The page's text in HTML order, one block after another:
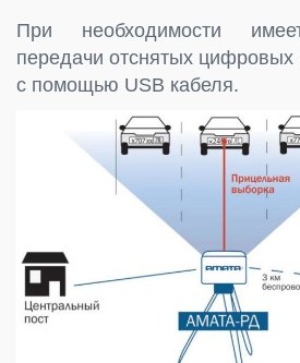
При необходимости
передачи отснятых
с помощью USB кабеля.